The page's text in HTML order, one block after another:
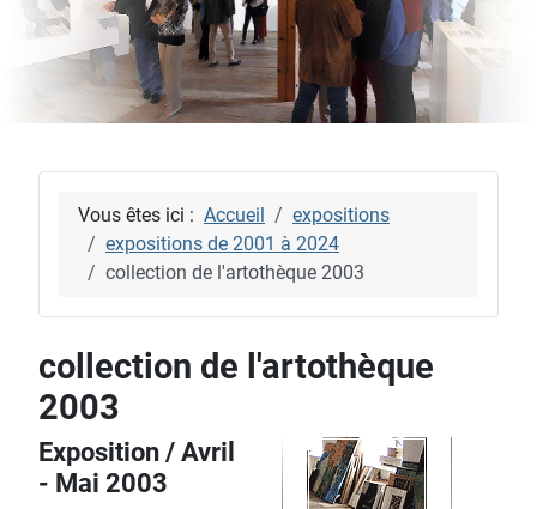
Vous êtes ici : Accueil
expositions
expositions de 2001 à 2024
collection de l'artothèque 2003
collection de l'artothèque
2003
Exposition / Avril
- Mai 2003